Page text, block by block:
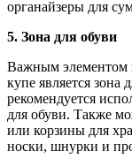
органайзеры для
5. Зона для обуви
Важным элементом
купе является зона
рекомендуется
для обуви. Также
или корзины для
носки, шнурки и